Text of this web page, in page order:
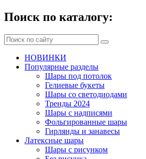
Поиск по каталогу:
НОВИНКИ
Популярные разделы
Шары под потолок
Гелиевые букеты
Шары со светодиодами
Тренды 2024
Шары с надписями
Фольгированные шары
Гирлянды и занавесы
Латексные шары
Шары с рисунком